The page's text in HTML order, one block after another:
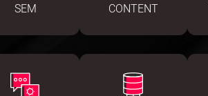
CONTENT
SEM